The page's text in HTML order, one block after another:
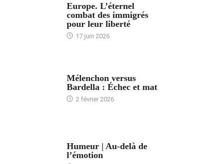
Europe. L’éternel
combat des immigrés
pour leur liberté
17 juin 2026
Mélenchon versus
Bardella : Échec et mat
2 février 2026
Humeur | Au-delà de
l’émotion